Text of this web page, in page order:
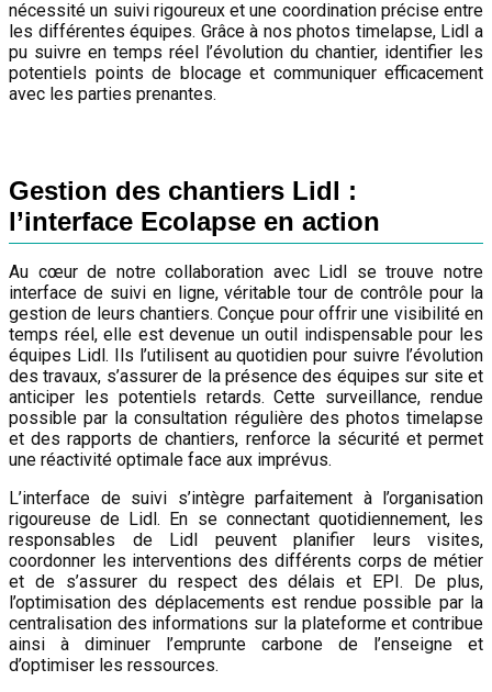
nécessité un suivi rigoureux et une coordination précise entre
les différentes équipes. Grâce à nos photos timelapse, Lidl a
pu suivre en temps réel l’évolution du chantier, identifier les
potentiels points de blocage et communiquer efficacement
avec les parties prenantes.
Gestion des chantiers Lidl :
l’interface Ecolapse en action
Au cœur de notre collaboration avec Lidl se trouve notre
interface de suivi en ligne, véritable tour de contrôle pour la
gestion de leurs chantiers. Conçue pour offrir une visibilité en
temps réel, elle est devenue un outil indispensable pour les
équipes Lidl. Ils l’utilisent au quotidien pour suivre l’évolution
des travaux, s’assurer de la présence des équipes sur site et
anticiper les potentiels retards. Cette surveillance, rendue
possible par la consultation régulière des photos timelapse
et des rapports de chantiers, renforce la sécurité et permet
une réactivité optimale face aux imprévus.
L’interface de suivi s’intègre parfaitement à l’organisation
rigoureuse de Lidl. En se connectant quotidiennement, les
responsables de Lidl peuvent planifier leurs visites,
coordonner les interventions des différents corps de métier
et de s’assurer du respect des délais et EPI. De plus,
l’optimisation des déplacements est rendue possible par la
centralisation des informations sur la plateforme et contribue
ainsi à diminuer l’emprunte carbone de l’enseigne et
d’optimiser les ressources.